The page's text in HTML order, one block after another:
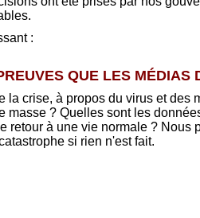
:
QUE LES
la crise, à propos du virus et
masse ? Quelles sont les
retour à une vie normale ?
si rien n'est fait.